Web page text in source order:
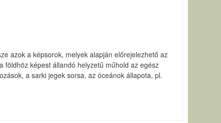
azok a képsorok, melyek alapján előrejelezhető az
képest állandó helyzetű műhold az egész
a sarki jegek sorsa, az óceánok állapota, pl.